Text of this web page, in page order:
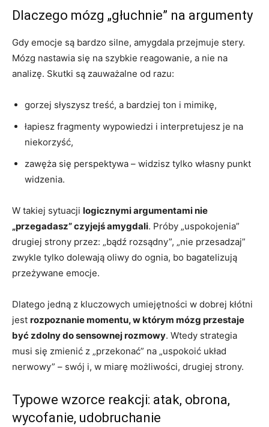
Dlaczego mózg „głuchnie” na argumenty
Gdy emocje są bardzo silne, amygdala przejmuje stery.
Mózg nastawia się na szybkie reagowanie, a nie na
analizę. Skutki są zauważalne od razu:
gorzej słyszysz treść, a bardziej ton i mimikę,
łapiesz fragmenty wypowiedzi i interpretujesz je na
niekorzyść,
zawęża się perspektywa – widzisz tylko własny punkt
widzenia.
W takiej sytuacji logicznymi argumentami nie
„przegadasz” czyjejś amygdali. Próby „uspokojenia”
drugiej strony przez: „bądź rozsądny”, „nie przesadzaj”
zwykle tylko dolewają oliwy do ognia, bo bagatelizują
przeżywane emocje.
Dlatego jedną z kluczowych umiejętności w dobrej kłótni
jest rozpoznanie momentu, w którym mózg przestaje
być zdolny do sensownej rozmowy. Wtedy strategia
musi się zmienić z „przekonać” na „uspokoić układ
nerwowy” – swój i, w miarę możliwości, drugiej strony.
Typowe wzorce reakcji: atak, obrona,
wycofanie, udobruchanie